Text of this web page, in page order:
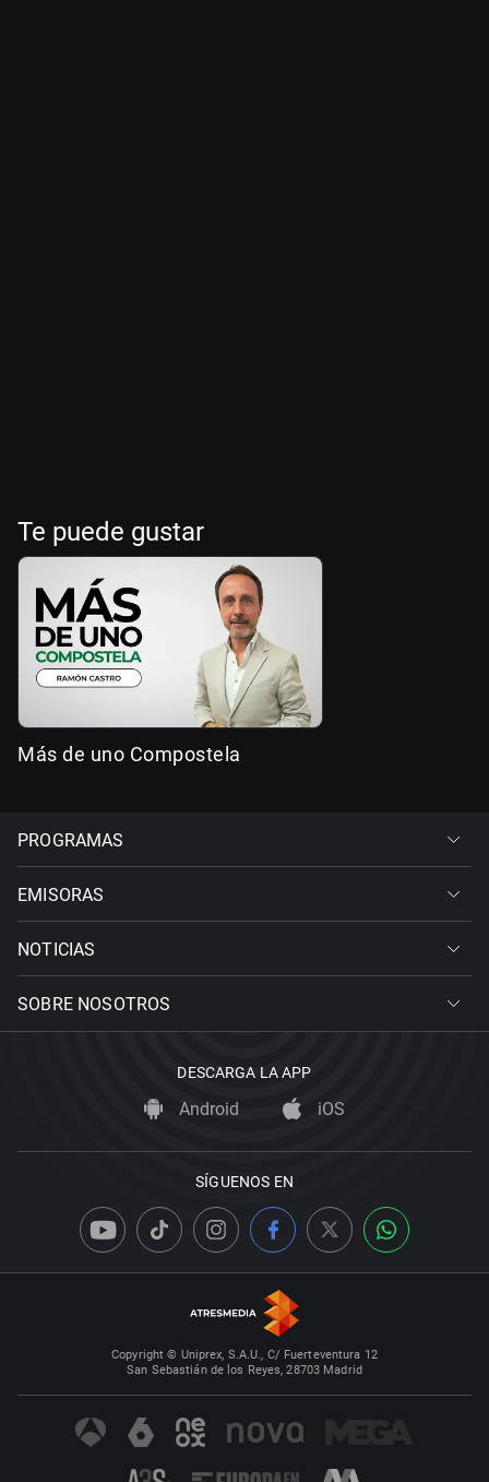
Te puede gustar
Más de uno Compostela
PROGRAMAS
EMISORAS
NOTICIAS
SOBRE NOSOTROS
DESCARGA LA APP
Android iOS
SÍGUENOS EN
Copyright © Uniprex, S.A.U., C/ Fuerteventura 12
San Sebastián de los Reyes, 28703 Madrid